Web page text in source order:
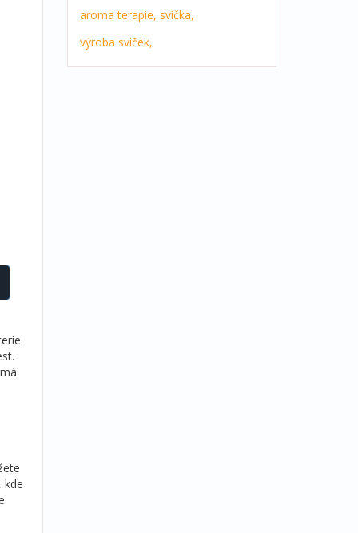
kde
aroma terapie, svíčka,
výroba svíček,